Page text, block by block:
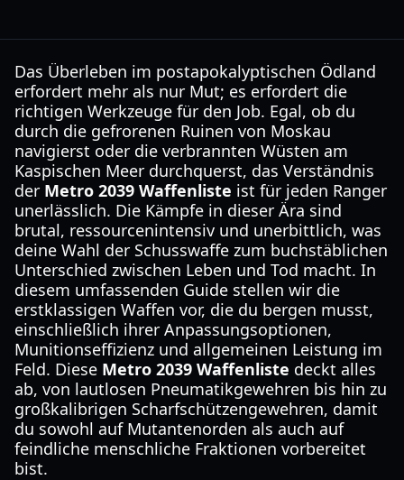
Das Überleben im postapokalyptischen Ödland
erfordert mehr als nur Mut; es erfordert die
richtigen Werkzeuge für den Job. Egal, ob du
durch die gefrorenen Ruinen von Moskau
navigierst oder die verbrannten Wüsten am
Kaspischen Meer durchquerst, das Verständnis
der Metro 2039 Waffenliste ist für jeden Ranger
unerlässlich. Die Kämpfe in dieser Ära sind
brutal, ressourcenintensiv und unerbittlich, was
deine Wahl der Schusswaffe zum buchstäblichen
Unterschied zwischen Leben und Tod macht. In
diesem umfassenden Guide stellen wir die
erstklassigen Waffen vor, die du bergen musst,
einschließlich ihrer Anpassungsoptionen,
Munitionseffizienz und allgemeinen Leistung im
Feld. Diese Metro 2039 Waffenliste deckt alles
ab, von lautlosen Pneumatikgewehren bis hin zu
großkalibrigen Scharfschützengewehren, damit
du sowohl auf Mutantenorden als auch auf
feindliche menschliche Fraktionen vorbereitet
bist.